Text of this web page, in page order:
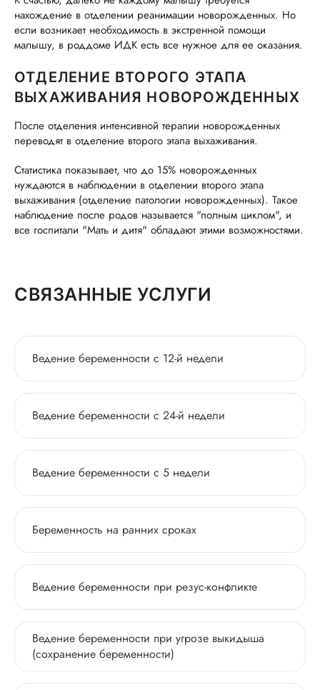
нахождение в отделении реанимации новорожденных. Но
если возникает необходимость в экстренной помощи
малышу, в роддоме ИДК есть все нужное для ее оказания.
ОТДЕЛЕНИЕ ВТОРОГО ЭТАПА
ВЫХАЖИВАНИЯ НОВОРОЖДЕННЫХ
После отделения интенсивной терапии новорожденных
переводят в отделение второго этапа выхаживания.
Статистика показывает, что до 15% новорожденных
нуждаются в наблюдении в отделении второго этапа
выхаживания (отделение патологии новорожденных). Такое
наблюдение после родов называется "полным циклом", и
все госпитали "Мать и дитя" обладают этими возможностями.
СВЯЗАННЫЕ УСЛУГИ
Ведение беременности с 12-й недели
Ведение беременности с 24-й недели
Ведение беременности с 5 недели
Беременность на ранних сроках
Ведение беременности при резус-конфликте
Ведение беременности при угрозе выкидыша
(cохранение беременности)